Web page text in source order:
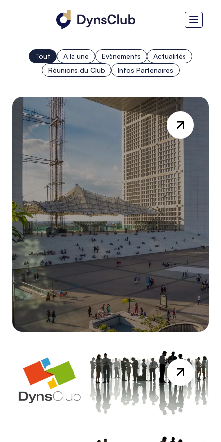
Tout A la une Evènements
Actualités
Réunions du Club
Infos Partenaires
DYNAMICS DAYS
Résumé Vidéo de la session du 19 mai
2026Lire la suite